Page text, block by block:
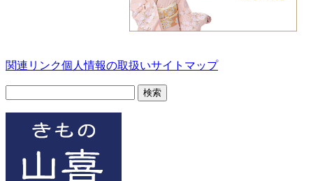
関連リンク個人情報の取扱いサイトマップ